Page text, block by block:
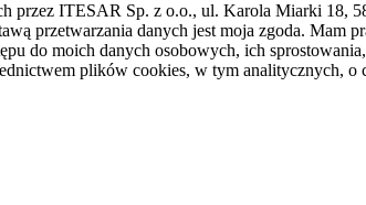
przez ITESAR Sp. z o.o., ul. Karola Miarki 18,
przetwarzania danych jest moja zgoda. Mam
do moich danych osobowych, ich
plików cookies, w tym analitycznych,